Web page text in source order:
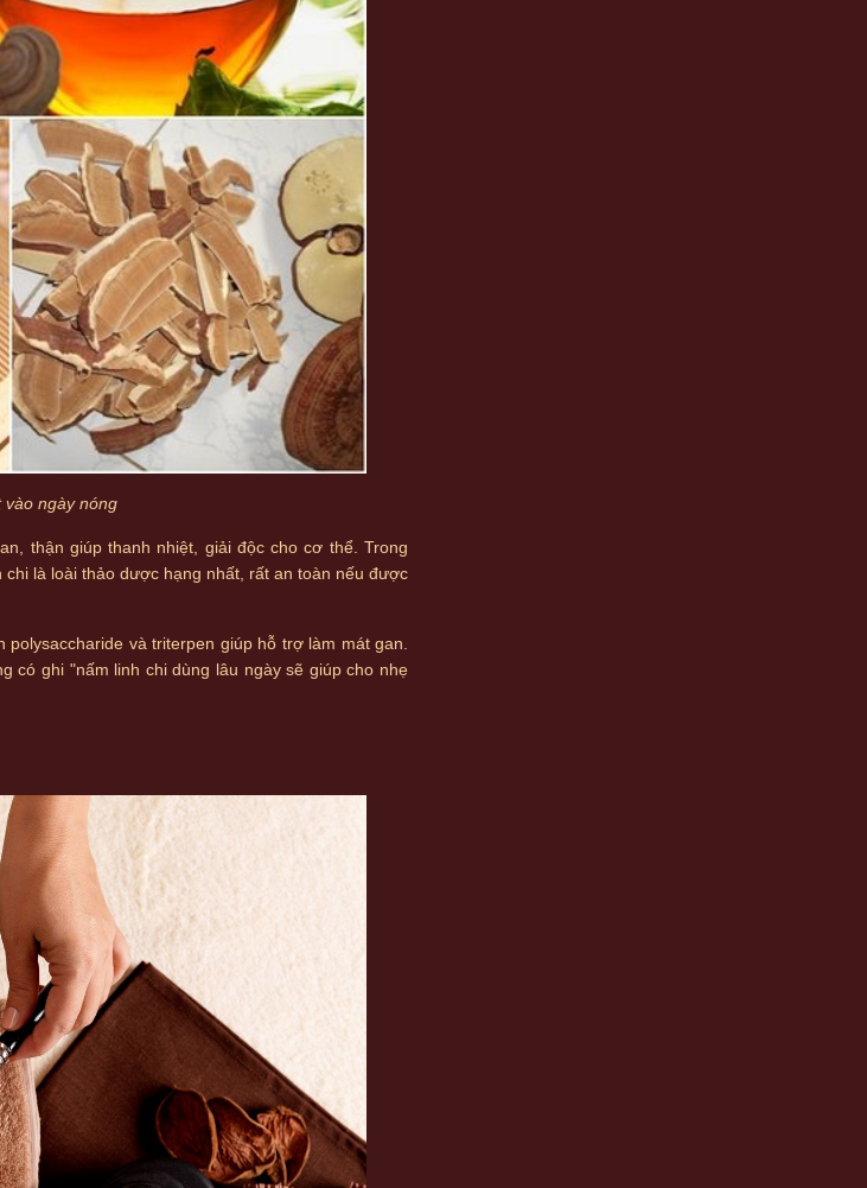
vào ngày nóng
thận giúp thanh nhiệt, giải độc cho cơ thể. Trong
là loài thảo dược hạng nhất, rất an toàn nếu được
và triterpen giúp hỗ trợ làm mát gan.
có ghi "nấm linh chi dùng lâu ngày sẽ giúp cho nhẹ